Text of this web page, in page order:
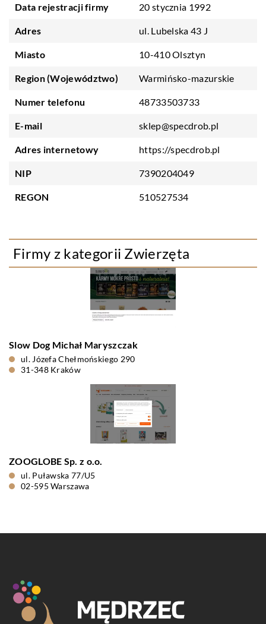
Data rejestracji firmy 20 stycznia 1992
Adres ul. Lubelska 43 J
Miasto 10-410 Olsztyn
Region (Województwo) Warmińsko-mazurskie
Numer telefonu 48733503733
E-mail sklep@specdrob.pl
Adres internetowy https://specdrob.pl
NIP 7390204049
REGON 510527534
Firmy z kategorii Zwierzęta
Slow Dog Michał Maryszczak
ul. Józefa Chełmońskiego 290
31-348 Kraków
ZOOGLOBE Sp. z o.o.
ul. Puławska 77/U5
02-595 Warszawa